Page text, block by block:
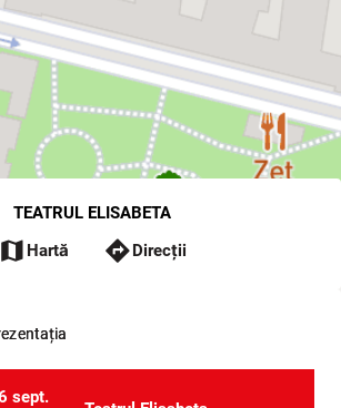
TEATRUL ELISABETA
map Hartă directionsDirecții
sept.